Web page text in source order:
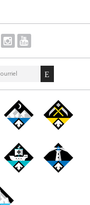
I Y